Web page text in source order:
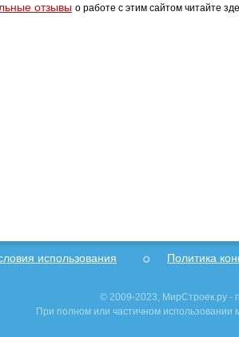
отзывы о работе с этим сайтом читайте
использования Политика
© 2009-2023, МирСтроек.ру -
При полном или частичном использовании